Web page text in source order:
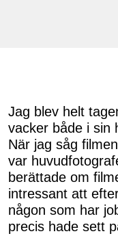
Jag blev helt
vacker både i sin
När jag såg
var
berättade om
intressant att
någon som har
precis hade sett